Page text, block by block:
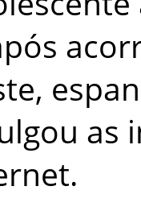
as